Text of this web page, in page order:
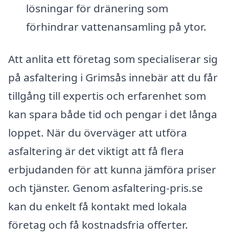
lösningar för dränering som
förhindrar vattenansamling på ytor.
Att anlita ett företag som specialiserar sig
på asfaltering i Grimsås innebär att du får
tillgång till expertis och erfarenhet som
kan spara både tid och pengar i det långa
loppet. När du överväger att utföra
asfaltering är det viktigt att få flera
erbjudanden för att kunna jämföra priser
och tjänster. Genom asfaltering-pris.se
kan du enkelt få kontakt med lokala
företag och få kostnadsfria offerter.